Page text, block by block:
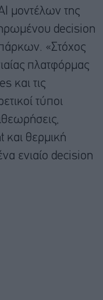
μοντέλων της
decision
«Στόχος
πλατφόρμας
και τις
τύποι
θερμική
ενιαίο decision